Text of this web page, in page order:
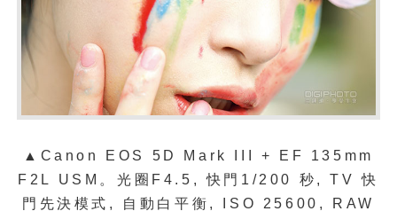
▲Canon EOS 5D Mark III + EF 135mm
F2L USM 。光圈 F4.5,快門 1/200 秒 , TV快
門先決模式 , 自動白平衡 , ISO 25600, RAW